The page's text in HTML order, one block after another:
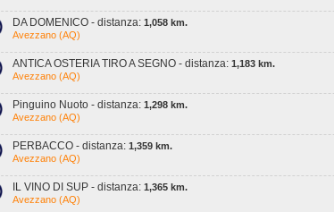
DA DOMENICO - distanza: 1,058 km.
Avezzano (AQ)
ANTICA OSTERIA TIRO A SEGNO - distanza: 1,183 km.
Avezzano (AQ)
Pinguino Nuoto - distanza: 1,298 km.
Avezzano (AQ)
PERBACCO - distanza: 1,359 km.
Avezzano (AQ)
IL VINO DI SUP - distanza: 1,365 km.
Avezzano (AQ)